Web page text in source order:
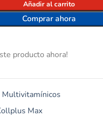
Añadir al carrito
Comprar ahora
producto ahora!
Multivitamínicos
Max